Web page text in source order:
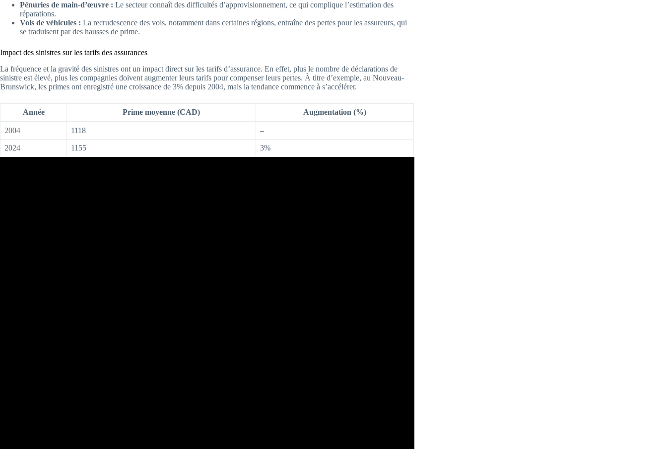
Pénuries de main-d’œuvre : Le secteur connaît des difficultés d’approvisionnement, ce qui complique l’estimation des
réparations.
Vols de véhicules : La recrudescence des vols, notamment dans certaines régions, entraîne des pertes pour les assureurs, qui
se traduisent par des hausses de prime.
Impact des sinistres sur les tarifs des assurances
La fréquence et la gravité des sinistres ont un impact direct sur les tarifs d’assurance. En effet, plus le nombre de déclarations de
sinistre est élevé, plus les compagnies doivent augmenter leurs tarifs pour compenser leurs pertes. À titre d’exemple, au Nouveau-
Brunswick, les primes ont enregistré une croissance de 3% depuis 2004, mais la tendance commence à s’accélérer.
Année Prime moyenne (CAD) Augmentation (%)
2004 1118 –
2024 1155 3%